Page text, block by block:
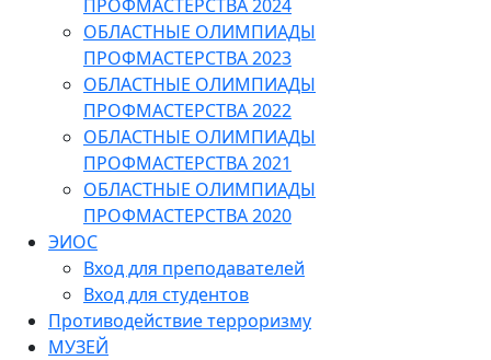
ПРОФМАСТЕРСТВА 2024
ОБЛАСТНЫЕ ОЛИМПИАДЫ
ПРОФМАСТЕРСТВА 2023
ОБЛАСТНЫЕ ОЛИМПИАДЫ
ПРОФМАСТЕРСТВА 2022
ОБЛАСТНЫЕ ОЛИМПИАДЫ
ПРОФМАСТЕРСТВА 2021
ОБЛАСТНЫЕ ОЛИМПИАДЫ
ПРОФМАСТЕРСТВА 2020
ЭИОС
Вход для преподавателей
Вход для студентов
Противодействие терроризму
МУЗЕЙ